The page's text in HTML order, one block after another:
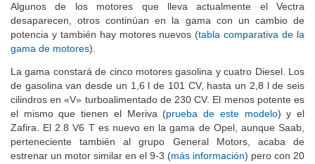
Algunos de los motores que lleva actualmente el Vectra
desaparecen, otros continúan en la gama con un cambio de
potencia y también hay motores nuevos (tabla comparativa de la
gama de motores).
La gama constará de cinco motores gasolina y cuatro Diesel. Los
de gasolina van desde un 1,6 l de 101 CV, hasta un 2,8 l de seis
cilindros en «V» turboalimentado de 230 CV. El menos potente es
el mismo que tienen el Meriva (prueba de este modelo) y el
Zafira. El 2.8 V6 T es nuevo en la gama de Opel, aunque Saab,
perteneciente también al grupo General Motors, acaba de
estrenar un motor similar en el 9-3 (más información) pero con 20